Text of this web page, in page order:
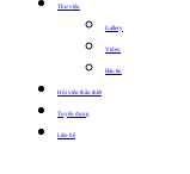
Thư viện
Gallery
Video
Bản tin
Hội viên thân thiết
Tuyển dụng
Liên hệ